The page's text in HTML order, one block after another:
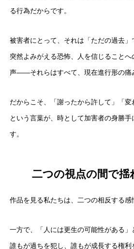
る行為だからです。
被害者にとって、それは「ただの過去」
突然よみがえる恐怖、人を信じること
声——それらはすべて、現在進行形の痛
だからこそ、「謝ったから許して」「変
という言葉が、時として加害者の身勝
す。
二つの視点の間で揺
作品を見る私たちは、二つの相反する感
一方で、「人には更生の可能性がある」
誰もが過ちを犯し、誰もが成長する権